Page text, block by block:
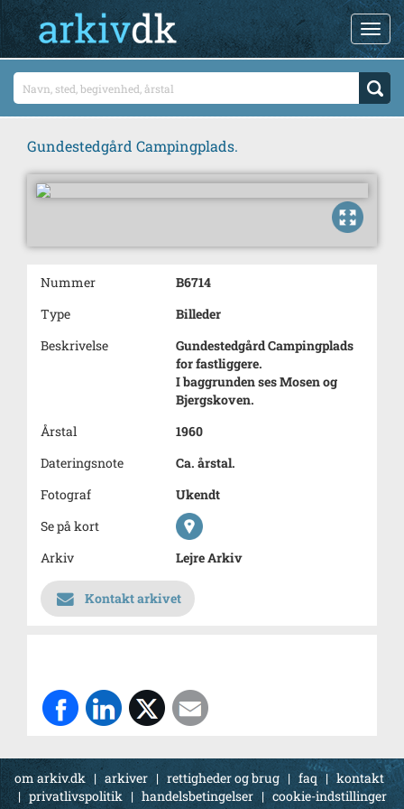
Gundestedgård Campingplads.
Nummer
B6714
Type
Billeder
Beskrivelse
Gundestedgård Campingplads
for fastliggere.
I baggrunden ses Mosen og
Bjergskoven.
Årstal
1960
Dateringsnote
Ca. årstal.
Fotograf
Ukendt
Se på kort
Arkiv
Lejre Arkiv
Kontakt arkivet
om arkiv.dk | arkiver | rettigheder og brug | faq | kontakt
|privatlivspolitik | handelsbetingelser | cookie-indstillinger